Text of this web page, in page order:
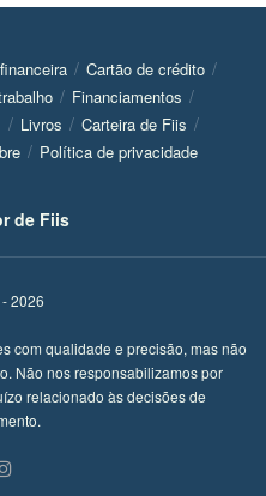
Cartão de crédito
Financiamentos
Livros
Carteira de Fiis
Política de privacidade
de Fiis
2026
com qualidade e precisão, mas não
Não nos responsabilizamos por
relacionado às decisões de